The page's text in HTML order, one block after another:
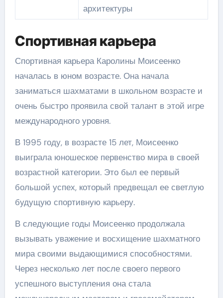
архитектуры
Спортивная карьера
Спортивная карьера Каролины Моисеенко
началась в юном возрасте. Она начала
заниматься шахматами в школьном возрасте и
очень быстро проявила свой талант в этой игре
международного уровня.
В 1995 году, в возрасте 15 лет, Моисеенко
выиграла юношеское первенство мира в своей
возрастной категории. Это был ее первый
большой успех, который предвещал ее светлую
будущую спортивную карьеру.
В следующие годы Моисеенко продолжала
вызывать уважение и восхищение шахматного
мира своими выдающимися способностями.
Через несколько лет после своего первого
успешного выступления она стала